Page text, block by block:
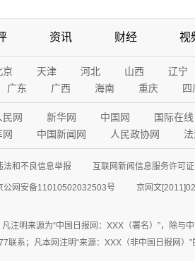
资讯 财经 视
京 天津 河北 山西 辽宁
广东 广西 海南 重庆 四
民网 新华网 中国网 国际在线
网 中国新闻网 人民政协网
法和不良信息举报 互联网新闻信息服务许可
公网安备11010502032503号 京网文
注明来源为“中国日报网：XXX（署名）”，除
联系；凡本网注明“来源：XXX（非中国日报网